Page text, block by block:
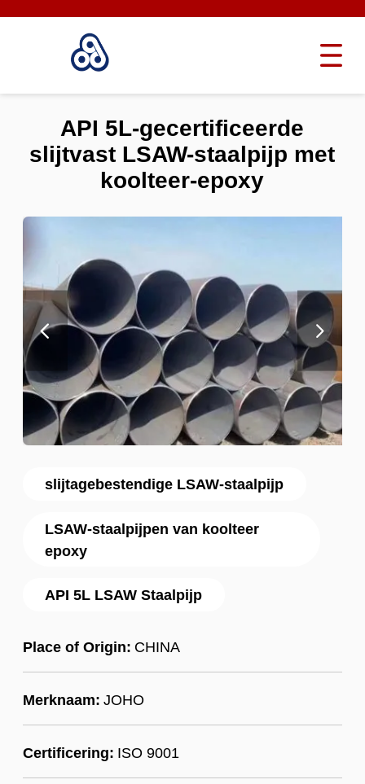
slijtagebestendige LSAW-staalpijp
LSAW-staalpijpen van koolteer
epoxy
API 5L LSAW Staalpijp
Place of Origin: CHINA
Merknaam: JOHO
Certificering: ISO 9001
API 5L-gecertificeerde
slijtvast LSAW-staalpijp met
koolteer-epoxy